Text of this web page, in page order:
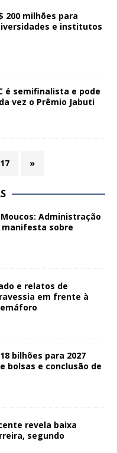
200 milhões para
e institutos
é semifinalista e pode
vez o Prêmio Jabuti
17 »
Administração
manifesta sobre
e relatos de
em frente à
bilhões para 2027
bolsas e conclusão de
revela baixa
segundo